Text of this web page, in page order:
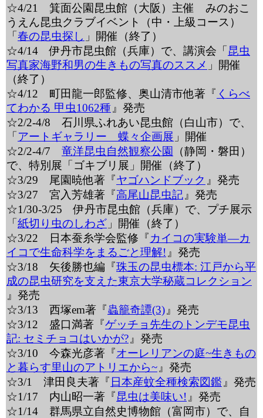
☆4/21 箕面公園昆虫館（大阪）主催 みのおこ
うえん昆虫クラブイベント（中・上級コース）
「春の昆虫探し 」開催（終了）
☆4/14 伊丹市昆虫館（兵庫）で、講演会「昆虫
写真家海野和男の生きもの写真のススメ 」開催
（終了）
☆4/12 町田龍一郎監修、奥山清市他著『 くらべ
てわかる 甲虫1062種 』発売
☆2/2-4/8 石川県ふれあい昆虫館（白山市）で、
「アートギャラリー 蝶々企画展 」開催
☆2/2-4/7 竜洋昆虫自然観察公園
（静岡・磐田）
で、特別展「ゴキブリ展」開催（終了）
☆3/29 尾園暁他著『ヤゴハンドブック 』発売
☆3/27 宮入芳雄著『高尾山昆虫記 』発売
☆1/30-3/25 伊丹市昆虫館（兵庫）で、プチ展示
「紙切り虫のしわざ 」開催（終了）
☆3/22 日本蚕糸学会監修『カイコの実験単―カ
イコで生命科学をまるごと理解! 』発売
☆3/18 矢後勝也編『珠玉の昆虫標本: 江戸から平
成の昆虫研究を支えた東京大学秘蔵コレクション
』発売
☆3/13 西塚em著『蟲籠奇譚(3) 』発売
☆3/12 盛口満著『ゲッチョ先生のトンデモ昆虫
記: セミチョコはいかが? 』発売
☆3/10 今森光彦著『オーレリアンの庭~生きもの
と暮らす里山のアトリエから~ 』発売
☆3/1 津田良夫著『 日本産蚊全種検索図鑑 』発売
☆1/17 内山昭一著『昆虫は美味い! 』発売
☆1/14 群馬県立自然史博物館（富岡市）で、自